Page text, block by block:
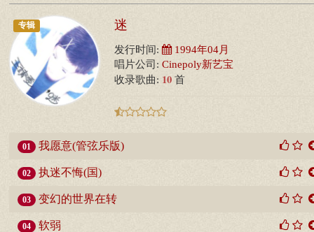
专辑 迷
发行时间: 1994年04月
唱片公司: Cinepoly新艺宝
收录歌曲: 10 首
01 我愿意(管弦乐版)
02 执迷不悔(国)
03 变幻的世界在转
04 软弱